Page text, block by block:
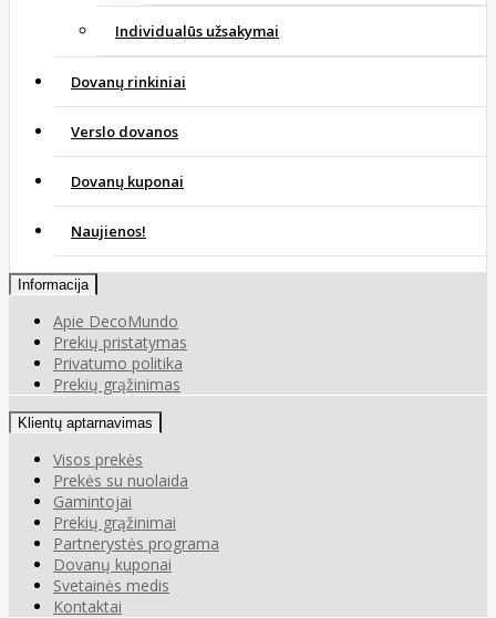
Individualūs užsakymai
Dovanų rinkiniai
Verslo dovanos
Dovanų kuponai
Naujienos!
Informacija
Apie DecoMundo
Prekių pristatymas
Privatumo politika
Prekių grąžinimas
Klientų aptarnavimas
Visos prekės
Prekės su nuolaida
Gamintojai
Prekių grąžinimai
Partnerystės programa
Dovanų kuponai
Svetainės medis
Kontaktai